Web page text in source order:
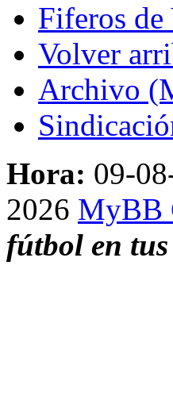
Fiferos de
Volver
Archivo
Hora: 09-
2026 MyBB
fútbol en